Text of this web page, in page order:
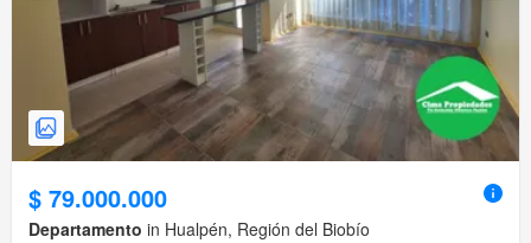
$ 79.000.000
Departamento in Hualpén, Región del Biobío